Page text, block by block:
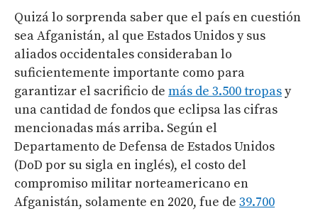
Quizá lo sorprenda saber que el país en cuestión
sea Afganistán, al que Estados Unidos y sus
aliados occidentales consideraban lo
suficientemente importante como para
garantizar el sacrificio de más de 3.500 tropasy
una cantidad de fondos que eclipsa las cifras
mencionadas más arriba. Según el
Departamento de Defensa de Estados Unidos
(DoD por su sigla en inglés), el costo del
compromiso militar norteamericano en
Afganistán, solamente en 2020, fue de 39.700